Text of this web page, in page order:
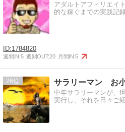
アダルトアフィリエイ
的な稼ぐまでの実践記
1784820
週間IN:5 週間OUT:20 月間IN:5
26 サラリーマン お
中年サラリーマンが、
実行し、それを日々ご